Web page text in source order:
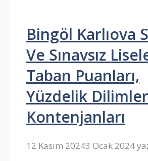
Bingöl Karlıova
Ve Sınavsız
Taban Puanları,
Yüzdelik
Kontenjanları
12 Kasım 20243 Ocak 2024